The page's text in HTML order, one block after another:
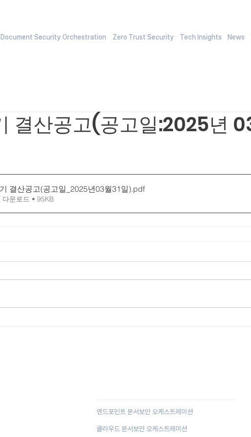
Document Security Orchestration Zero Trust Security Tech Insights News
결산공고(공고일:2025년
결산공고(공고일_2025년03월31일).pdf
다운로드 • 95KB
엔드포인트 문서보안 오케스트레이션
클라우드 문서보안 오케스트레이션